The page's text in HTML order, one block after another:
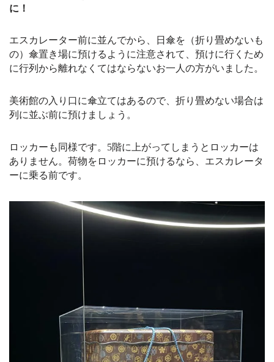
に！
エスカレーター前に並んでから、日傘を（折り畳めないも
の）傘置き場に預けるように注意されて、預けに行くため
に行列から離れなくてはならないお一人の方がいました。
美術館の入り口に傘立てはあるので、折り畳めない場合は
列に並ぶ前に預けましょう。
ロッカーも同様です。5階に上がってしまうとロッカーは
ありません。荷物をロッカーに預けるなら、エスカレータ
ーに乗る前です。